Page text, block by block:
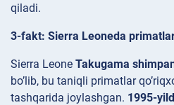
qiladi.
3-fakt: Sierra Leoneda
Sierra Leone Takugama
bo’lib, bu taniqli primatlar
tashqarida joylashgan. 1995-